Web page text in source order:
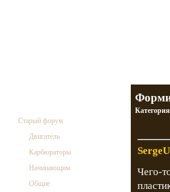
Старый форум
Двигатель
Карбюраторы
Начинающим
Общие
Чего-